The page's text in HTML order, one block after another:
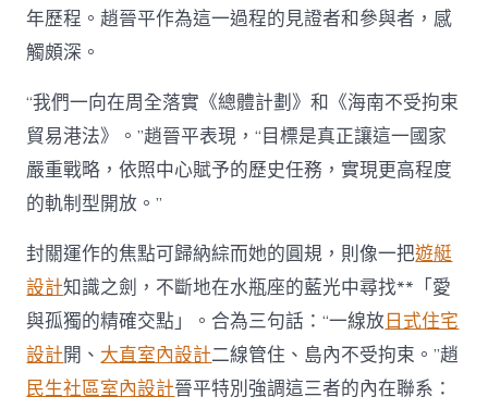
年歷程。趙晉平作為這一過程的見證者和參與者，感
觸頗深。
“我們一向在周全落實《總體計劃》和《海南不受拘束
貿易港法》。”趙晉平表現，“目標是真正讓這一國家
嚴重戰略，依照中心賦予的歷史任務，實現更高程度
的軌制型開放。”
封關運作的焦點可歸納綜而她的圓規，則像一把遊艇
設計知識之劍，不斷地在水瓶座的藍光中尋找**「愛
與孤獨的精確交點」。合為三句話：“一線放日式住宅
設計開、 大直室內設計二線管住、島內不受拘束。”趙
民生社區室內設計晉平特別強調這三者的內在聯系：